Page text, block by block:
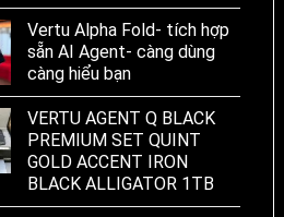
Vertu Alpha Fold- tích hợp
sẵn AI Agent- càng dùng
càng hiểu bạn
VERTU AGENT Q BLACK
PREMIUM SET QUINT
GOLD ACCENT IRON
BLACK ALLIGATOR 1TB